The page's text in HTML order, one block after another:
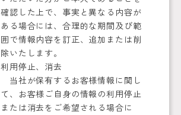
確認した上で、事実と異なる内容が
ある場合には、合理的な期間及び範
囲で情報内容を訂正、追加または削
除いたします。
利用停止、消去
当社が保有するお客様情報に関し
て、お客様ご自身の情報の利用停止
または消去をご希望される場合に